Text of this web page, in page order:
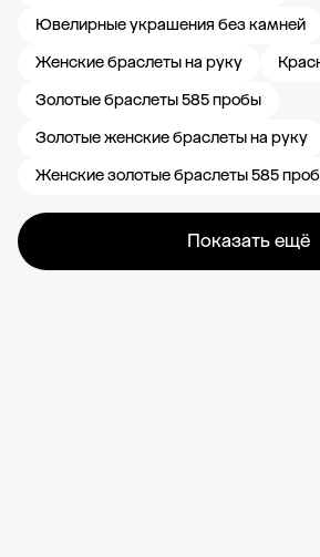
Ювелирные украшения без камней
Женские браслеты на руку
Золотые браслеты 585 пробы
Золотые женские браслеты на руку
Женские золотые браслеты 585
Показать ещё